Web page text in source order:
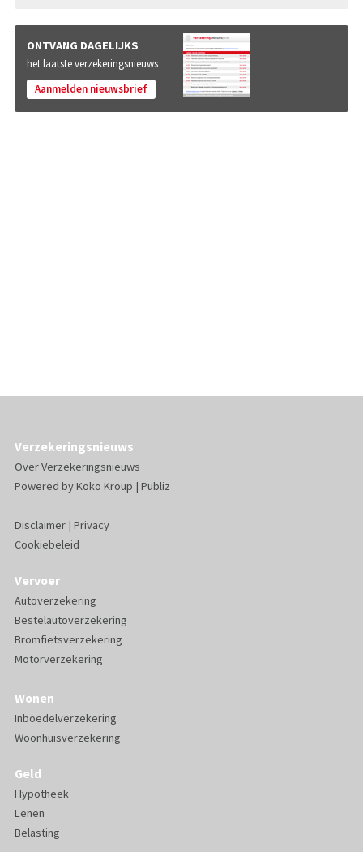
ONTVANG DAGELIJKS
het laatste verzekeringsnieuws
Aanmelden nieuwsbrief
Verzekeringsnieuws
Over Verzekeringsnieuws
Powered byKoko Kroup | Publiz
Disclaimer| Privacy
Cookiebeleid
Vervoer
Autoverzekering
Bestelautoverzekering
Bromfietsverzekering
Motorverzekering
Wonen
Inboedelverzekering
Woonhuisverzekering
Geld
Hypotheek
Lenen
Belasting